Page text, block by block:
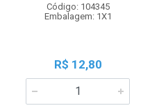
Código: 104345
Embalagem: 1X1
R$ 12,80